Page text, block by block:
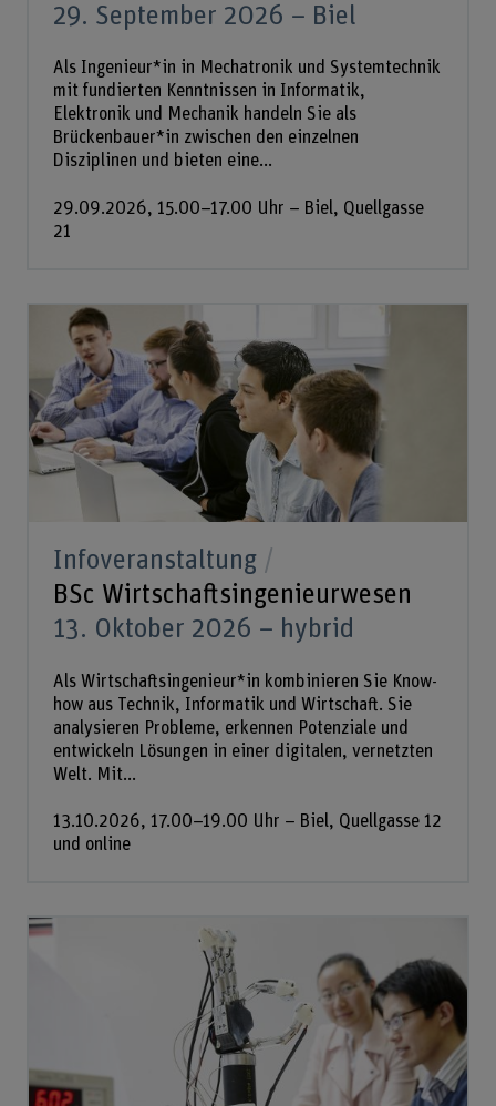
29. September 2026 – Biel
Als Ingenieur*in in Mechatronik und Systemtechnik
mit fundierten Kenntnissen in Informatik,
Elektronik und Mechanik handeln Sie als
Brückenbauer*in zwischen den einzelnen
Disziplinen und bieten eine...
29.09.2026, 15.00–17.00 Uhr – Biel, Quellgasse
21
Infoveranstaltung
BSc Wirtschaftsingenieurwesen
13. Oktober 2026 – hybrid
Als Wirtschaftsingenieur*in kombinieren Sie Know-
how aus Technik, Informatik und Wirtschaft. Sie
analysieren Probleme, erkennen Potenziale und
entwickeln Lösungen in einer digitalen, vernetzten
Welt. Mit...
13.10.2026, 17.00–19.00 Uhr – Biel, Quellgasse 12
und online